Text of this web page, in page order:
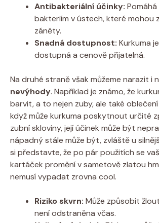
Antibakteriální účinky:
bakteriím v ústech, které mohou
záněty.
Snadná dostupnost: Kurkuma
dostupná a cenově přijatelná.
Na druhé straně však můžeme narazit i
nevýhody. Například je známo, že
barvit, a to nejen zuby, ale také
když může kurkuma poskytnout určité
zubní skloviny, její účinek může být
nápadný stále může být, zvláště u
si představte, že po pár použitích se
kartáček promění v sametově zlatou
nemusí vypadat zrovna cool.
Riziko skvrn: Může způsobit
není odstraněna včas.